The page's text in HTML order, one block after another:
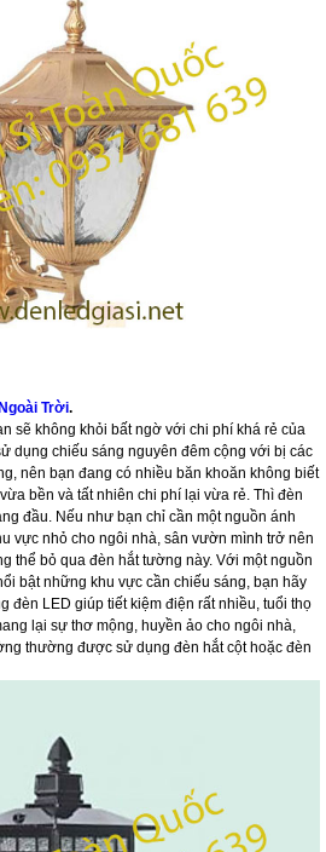
Trời.
sẽ không khỏi bất ngờ với chi phí khá rẻ của
dụng chiếu sáng nguyên đêm cộng với bị các
nên bạn đang có nhiều băn khoăn không biết
bền và tất nhiên chi phí lại vừa rẻ. Thì đèn
đầu. Nếu như bạn chỉ cần một nguồn ánh
vực nhỏ cho ngôi nhà, sân vườn mình trở nên
thể bỏ qua đèn hắt tường này. Với một nguồn
bật những khu vực cần chiếu sáng, bạn hãy
đèn LED giúp tiết kiệm điện rất nhiều, tuổi thọ
lại sự thơ mộng, huyền ảo cho ngôi nhà,
thường được sử dụng đèn hắt cột hoặc đèn